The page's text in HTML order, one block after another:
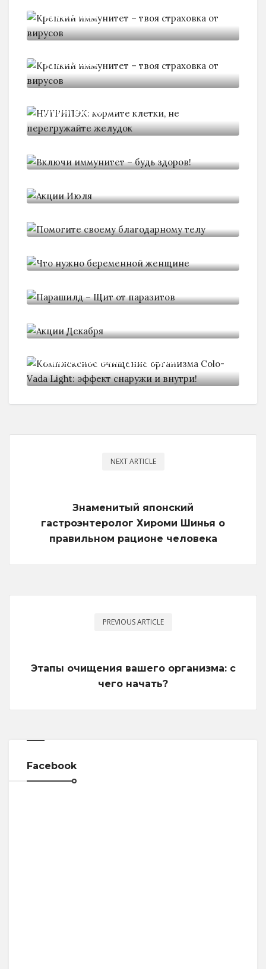
страховка
страховка
перегружайте
Помогите своему благодарному
организма Colo-Vada Light:
NEXT ARTICLE
Знаменитый японский
гастроэнтеролог Хироми Шинья о
правильном рационе человека
PREVIOUS ARTICLE
Этапы очищения вашего организма: с
чего начать?
Facebook